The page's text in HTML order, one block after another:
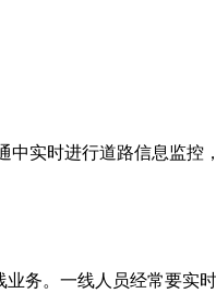
实时进行道路信息监控
务。一线人员经常要实